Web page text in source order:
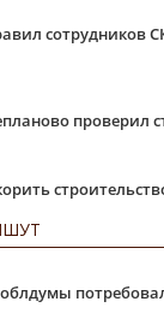
сотрудников
проверил
облдумы